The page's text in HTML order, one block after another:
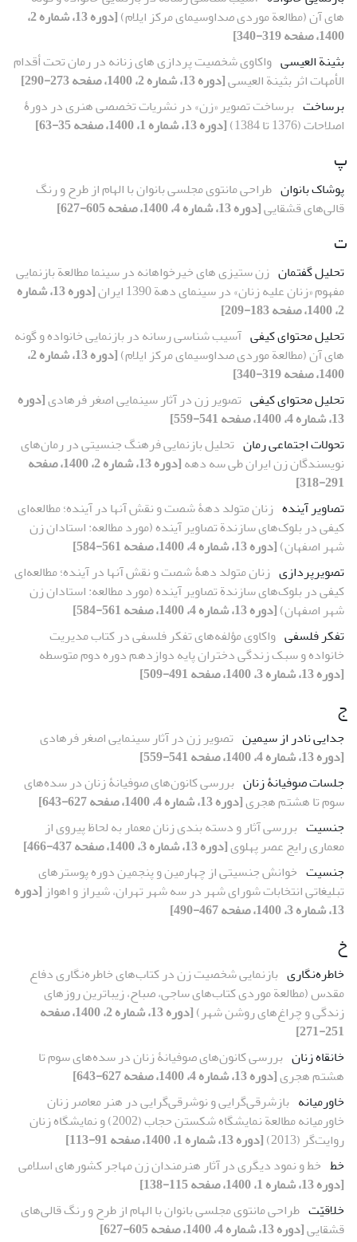
‏های آن (مطالعة موردی صداوسیمای مرکز ایلام)
[دوره 13، شماره 2،
1400، صفحه 319-340]
بثینة العیسی واکاوی شخصیت‏ پردازی‏ های زنانه در رمان تحت أقدام
الأمهات اثر بثینة ‌العیسی[دوره 13، شماره 2، 1400، صفحه 273-290]
برساخت برساخت تصویر «زن» در نشریات تخصصی هنری در دورۀ
اصلاحات (1376 تا 1384)
[دوره 13، شماره 1، 1400، صفحه 35-63]
پ
پوشاک بانوان طراحی مانتوی مجلسی بانوان با الهام از طرح و رنگ
قالی‌های قشقایی[دوره 13، شماره 4، 1400، صفحه 605-627]
ت
تحلیل گفتمان زن‏ ستیزی‏ های خیرخواهانه در سینما مطالعة بازنمایی
مفهوم «زنان علیه زنان» در سینمای دهة 1390 ایران
[دوره 13، شماره
2، 1400، صفحه 183-209]
تحلیل محتوای کیفی آسیب‏ شناسی رسانه در بازنمایی خانواده و گونه
‏های آن (مطالعة موردی صداوسیمای مرکز ایلام)
[دوره 13، شماره 2،
1400، صفحه 319-340]
تحلیل محتوای کیفی تصویر زن در آثار سینمایی اصغر فرهادی[دوره
13، شماره 4، 1400، صفحه 541-559]
تحولات اجتماعی رمان تحلیل بازنمایی فرهنگ جنسیتی در رمان‌های
نویسندگان زن ایران طی سه دهه
[دوره 13، شماره 2، 1400، صفحه
291-318]
تصاویر آینده زنان متولد دهۀ شصت و نقش آنها در آینده؛ مطالعه‌ای
کیفی در بلوک‌های سازندة تصاویر آینده (مورد مطالعه: استادان زن
شهر اصفهان)[دوره 13، شماره 4، 1400، صفحه 561-584]
تصویرپردازی زنان متولد دهۀ شصت و نقش آنها در آینده؛ مطالعه‌ای
کیفی در بلوک‌های سازندة تصاویر آینده (مورد مطالعه: استادان زن
شهر اصفهان)[دوره 13، شماره 4، 1400، صفحه 561-584]
تفکر فلسفی واکاوی مؤلفه‌های تفکر فلسفی در کتاب مدیریت
خانواده و سبک زندگی دختران پایه دوازدهم دوره دوم متوسطه
[دوره 13، شماره 3، 1400، صفحه 491-509]
ج
جدایی نادر از سیمین تصویر زن در آثار سینمایی اصغر فرهادی
[دوره 13، شماره 4، 1400، صفحه 541-559]
جلسات صوفیانۀ‌‌ زنان بررسی کانون‌‌های صوفیانۀ زنان در سده‌‌های
سوم تا هشتم هجری[دوره 13، شماره 4، 1400، صفحه 627-643]
جنسیت بررسی آثار و دسته بندی زنان معمار به لحاظ پیروی از
معماری رایج عصر پهلوی[دوره 13، شماره 3، 1400، صفحه 437-466]
جنسیت خوانش جنسیتی از چهارمین و پنجمین دوره پوسترهای
تبلیغاتی انتخابات شورای شهر در سه شهر تهران، شیراز و اهواز [دوره
13، شماره 3، 1400، صفحه 467-490]
خ
خاطره‌نگاری بازنمایی شخصیت زن در کتاب‌های خاطره‌نگاری دفاع
‌مقدس (مطالعة موردی کتاب‌های ساجی، صباح، زیباترین روزهای
زندگی و چراغ‌های روشن شهر)
[دوره 13، شماره 2، 1400، صفحه
251-271]
خانقاه زنان بررسی کانون‌‌های صوفیانۀ زنان در سده‌‌های سوم تا
هشتم هجری[دوره 13، شماره 4، 1400، صفحه 627-643]
خاورمیانه بازشرقی‌گرایی و نوشرقی‌گرایی در هنر معاصر زنان
خاورمیانه مطالعة نمایشگاه شکستن حجاب (2002) و نمایشگاه زنان
روایت‌گر (2013)
[دوره 13، شماره 1، 1400، صفحه 91-113]
خط خط و نمود دیگری در آثار هنرمندان زن مهاجر کشورهای اسلامی
[دوره 13، شماره 1، 1400، صفحه 115-138]
خلاقیّت طراحی مانتوی مجلسی بانوان با الهام از طرح و رنگ قالی‌های
قشقایی[دوره 13، شماره 4، 1400، صفحه 605-627]